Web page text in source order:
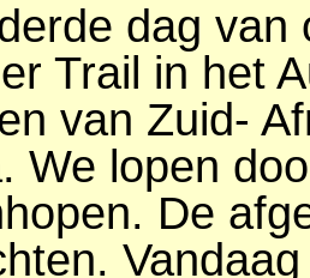
dag
Trail in het
van Zuid-
We lopen
De